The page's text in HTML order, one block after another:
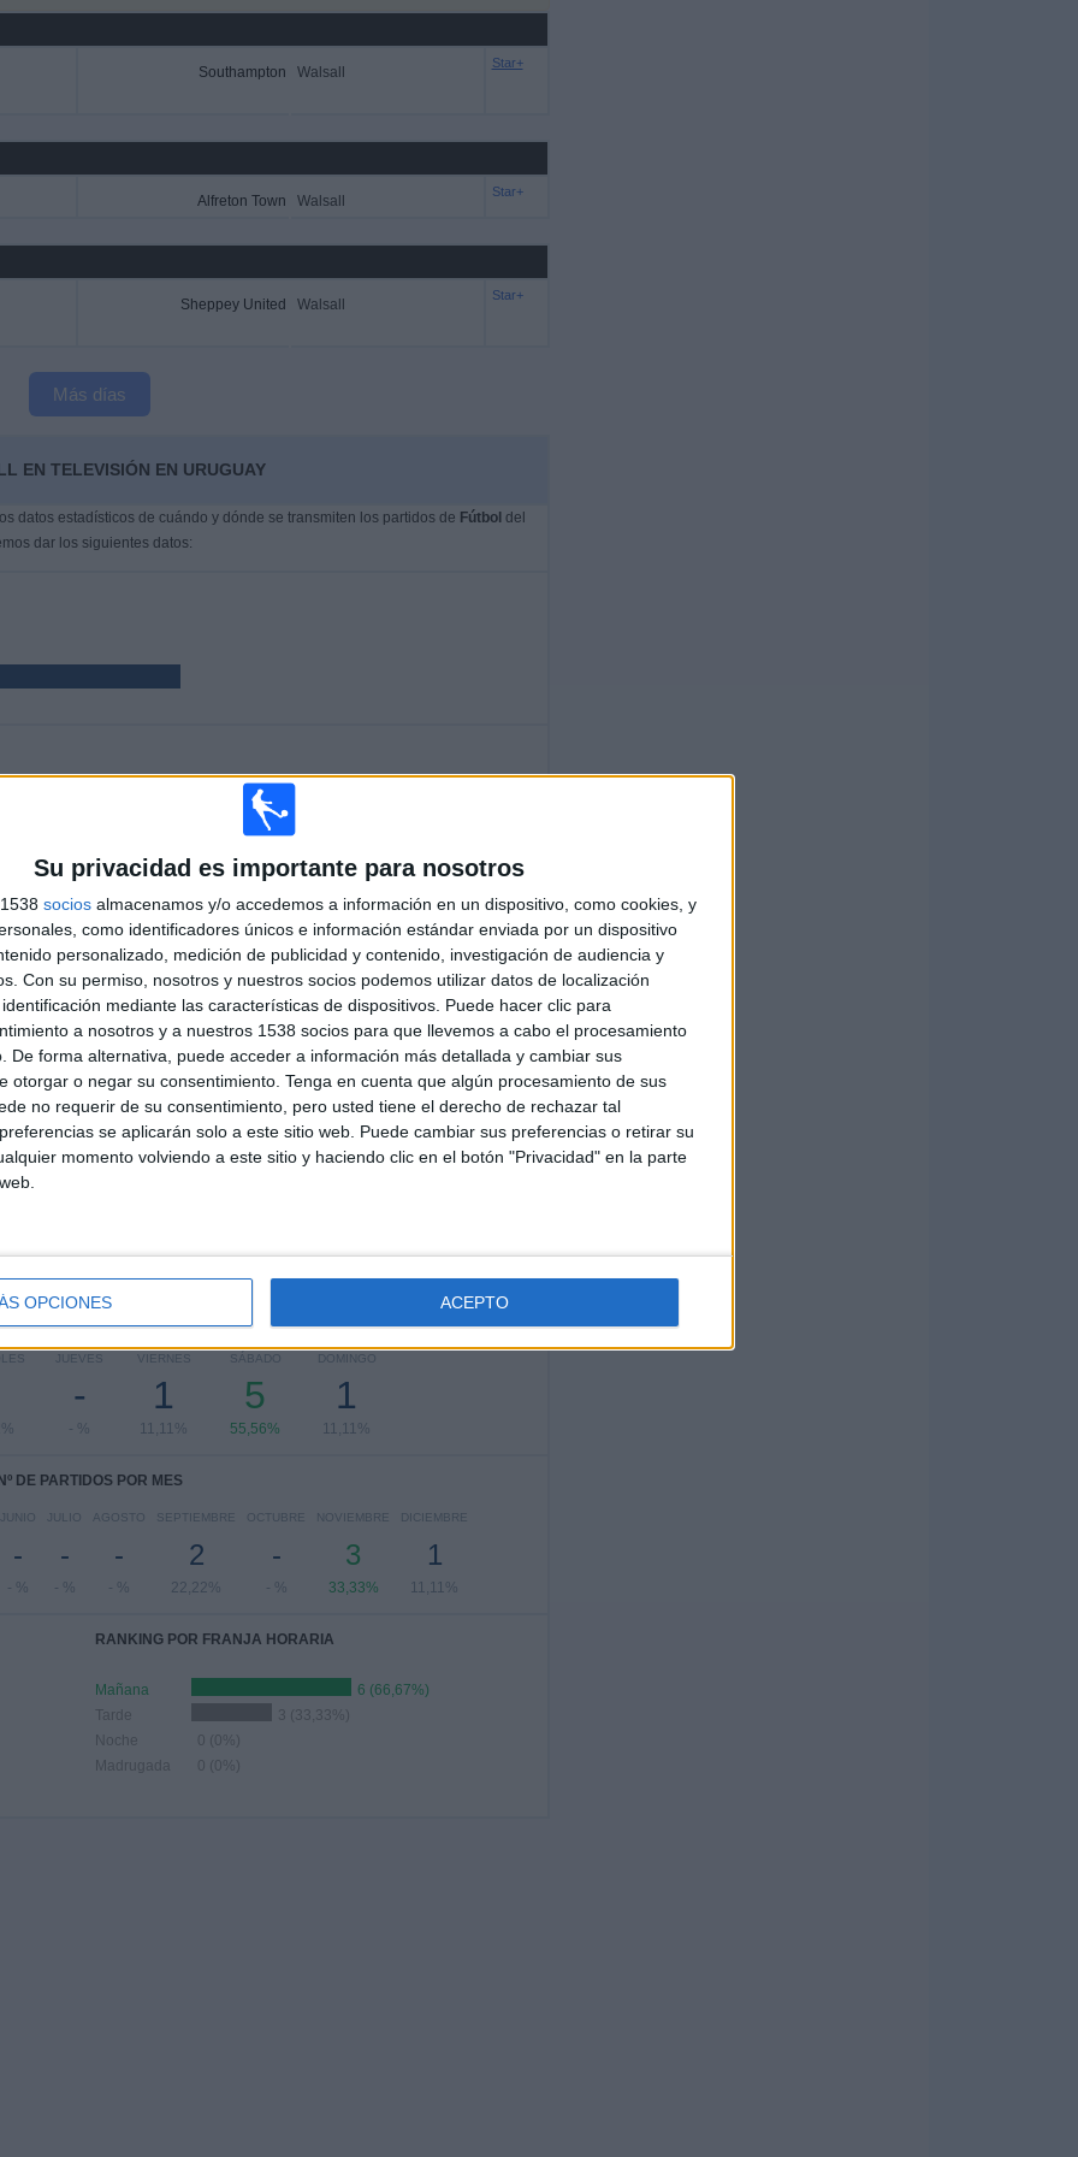
Su privacidad es importante para nosotros
socios almacenamos y/o accedemos a información en un dispositivo, como cookies, y
como identificadores únicos e información estándar enviada por un dispositivo
personalizado, medición de publicidad y contenido, investigación de audiencia y
Con su permiso, nosotros y nuestros socios podemos utilizar datos de localización
mediante las características de dispositivos. Puede hacer clic para
a nosotros y a nuestros 1538 socios para que llevemos a cabo el procesamiento
De forma alternativa, puede acceder a información más detallada y cambiar sus
otorgar o negar su consentimiento. Tenga en cuenta que algún procesamiento de sus
no requerir de su consentimiento, pero usted tiene el derecho de rechazar tal
se aplicarán solo a este sitio web. Puede cambiar sus preferencias o retirar su
momento volviendo a este sitio y haciendo clic en el botón "Privacidad" en la parte
OPCIONES ACEPTO
Southampton Walsall
Star+
Alfreton Town Walsall
Star+
Sheppey United Walsall
Star+
Más días
EN TELEVISIÓN EN URUGUAY
datos estadísticos de cuándo y dónde se transmiten los partidos de Fútbol del
dar los siguientes datos:
GRATUÍTO
PARTIDOS
CONSECUTIVOS
DE PAGO
TOTAL
9
RIVALES
MÁXIMO
1
VS Darlington
TOTAL
2
COMPETICIONES
RANKING POR COMPETICIONES
POR DÍA DE LA SEMANA
JUEVES
-
- %
VIERNES
1
11,11%
SÁBADO
5
55,56%
DOMINGO
1
11,11%
Nº DE PARTIDOS POR MES
JUNIO
-
- %
JULIO
-
- %
AGOSTO
-
- %
SEPTIEMBRE
2
22,22%
OCTUBRE
-
- %
NOVIEMBRE
3
33,33%
DICIEMBRE
1
11,11%
RANKING POR FRANJA HORARIA
Mañana
6 (66,67%)
Tarde
3 (33,33%)
Noche
0 (0%)
Madrugada
0 (0%)